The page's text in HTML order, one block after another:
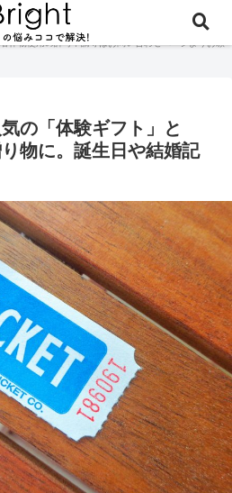
ギフト体験談などの著作権はサイト管理人に付随して
ております。当サイトのコンテンツには広告が含まれ
作物使用の許可申請等はお問い合わせページよりお願
の「体験ギフト」と
物に。誕生日や結婚記